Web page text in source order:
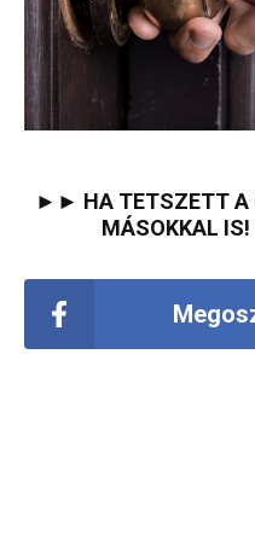
►► HA TETSZETT A
MÁSOKKAL IS!